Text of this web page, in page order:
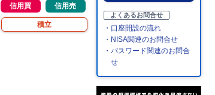
信用買 信用売
積立
よくあるお問合せ
・口座開設の流れ
・NISA関連のお問合せ
・パスワード関連のお問合
せ